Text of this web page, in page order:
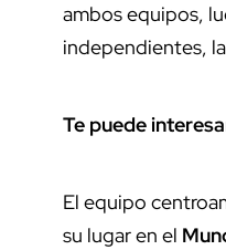
ambos equipos,
independientes,
Te puede
El equipo
su lugar en el